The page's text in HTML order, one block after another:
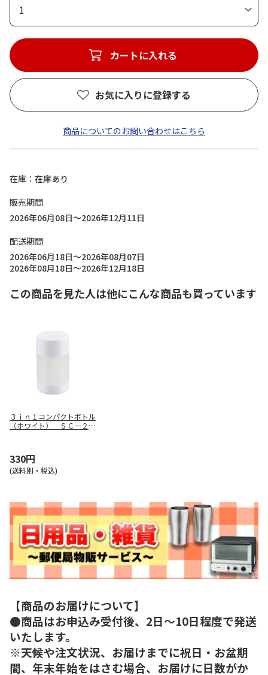
1
カートに入れる
お気に入りに登録する
商品についてのお問い合わせはこちら
在庫
在庫あり
販売期間
2026年06月08日～2026年12月11日
配送期間
2026年06月18日～2026年08月07日
2026年08月18日～2026年12月18日
この商品を見た人は他にこんな商品も買っています
３ｉｎ１コンパクトボトル
（ホワイト） ＳＣ－２４
330円
(送料別・税込)
【商品のお届けについて】
●商品はお申込み受付後、2日～10日程度で発送
いたします。
※天候や注文状況、お届けまでに祝日・お盆期
間、年末年始をはさむ場合、お届けに日数がか